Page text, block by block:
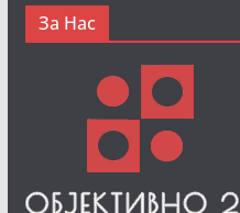
За Нас